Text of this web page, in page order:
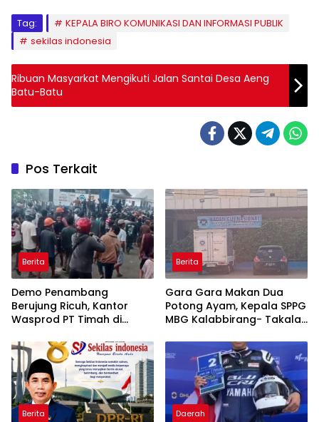
Tag:
KEPALA BIRO KOMUNIKASI DAN INFORMASI PUBLIK
sekilas indonesia
Ribuan Masyarkat Mengikuti Jalan Santai Desa Aeng
Batu-Batu
Pos Terkait
Berita
Demo Penambang
Berujung Ricuh, Kantor
Wasprod PT Timah di
Berita
Gara Gara Makan Dua
Potong Ayam, Kepala SPPG
MBG Kalabbirang- Takalar
Berita Daerah